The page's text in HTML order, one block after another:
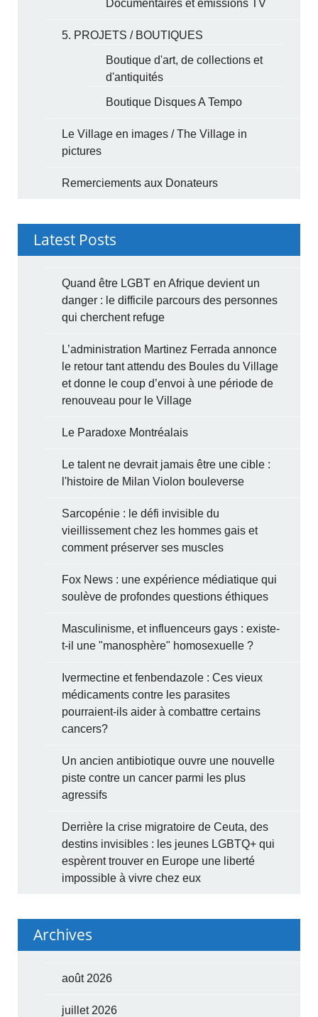
Documentaires et émissions TV
5. PROJETS / BOUTIQUES
Boutique d'art, de collections et
d'antiquités
Boutique Disques A Tempo
Le Village en images / The Village in
pictures
Remerciements aux Donateurs
Latest Posts
Quand être LGBT en Afrique devient un
danger : le difficile parcours des personnes
qui cherchent refuge
L’administration Martinez Ferrada annonce
le retour tant attendu des Boules du Village
et donne le coup d’envoi à une période de
renouveau pour le Village
Le Paradoxe Montréalais
Le talent ne devrait jamais être une cible :
l'histoire de Milan Violon bouleverse
Sarcopénie : le défi invisible du
vieillissement chez les hommes gais et
comment préserver ses muscles
Fox News : une expérience médiatique qui
soulève de profondes questions éthiques
Masculinisme, et influenceurs gays : existe-
t-il une "manosphère" homosexuelle ?
Ivermectine et fenbendazole : Ces vieux
médicaments contre les parasites
pourraient-ils aider à combattre certains
cancers?
Un ancien antibiotique ouvre une nouvelle
piste contre un cancer parmi les plus
agressifs
Derrière la crise migratoire de Ceuta, des
destins invisibles : les jeunes LGBTQ+ qui
espèrent trouver en Europe une liberté
impossible à vivre chez eux
Archives
août 2026
juillet 2026